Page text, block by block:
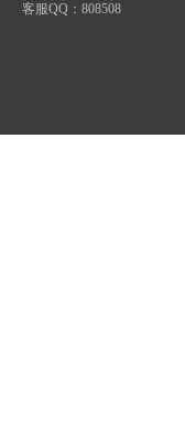
客服QQ： 808508